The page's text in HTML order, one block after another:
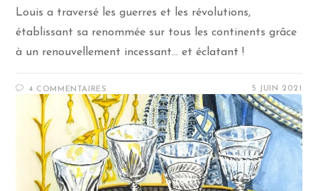
Louis a traversé les guerres et les révolutions,
établissant sa renommée sur tous les continents grâce
à un renouvellement incessant… et éclatant !
4 COMMENTAIRES 5 JUIN 2021